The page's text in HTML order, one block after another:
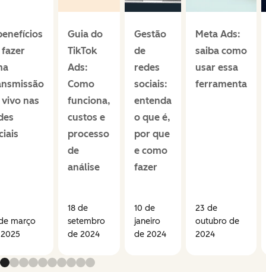
fazer
nas
março
Guia do
TikTok
Ads:
Como
funciona,
custos e
processo
de
análise
18 de
setembro
de 2024
Gestão
de
redes
sociais:
entenda
o que é,
por que
e como
fazer
10 de
janeiro
de 2024
Meta Ads:
saiba como
usar essa
ferramenta
23 de
outubro de
2024